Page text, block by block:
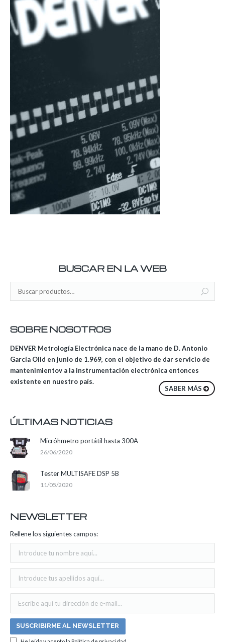
BUSCAR EN LA WEB
SOBRE NOSOTROS
DENVER Metrología Electrónica nace de la mano de D. Antonio
García Olid en junio de 1.969, con el objetivo de dar servicio de
mantenimientov a la instrumentación electrónica entonces
existente en nuestro país.
SABER MÁS
ÚLTIMAS NOTICIAS
Micróhmetro portátil hasta 300A
26/06/2020
Tester MULTISAFE DSP 5B
11/05/2020
NEWSLETTER
Rellene los siguientes campos: